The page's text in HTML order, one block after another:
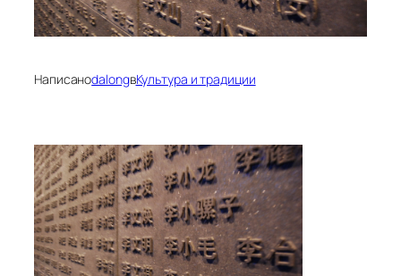
НаписаноdalongвКультура и традиции